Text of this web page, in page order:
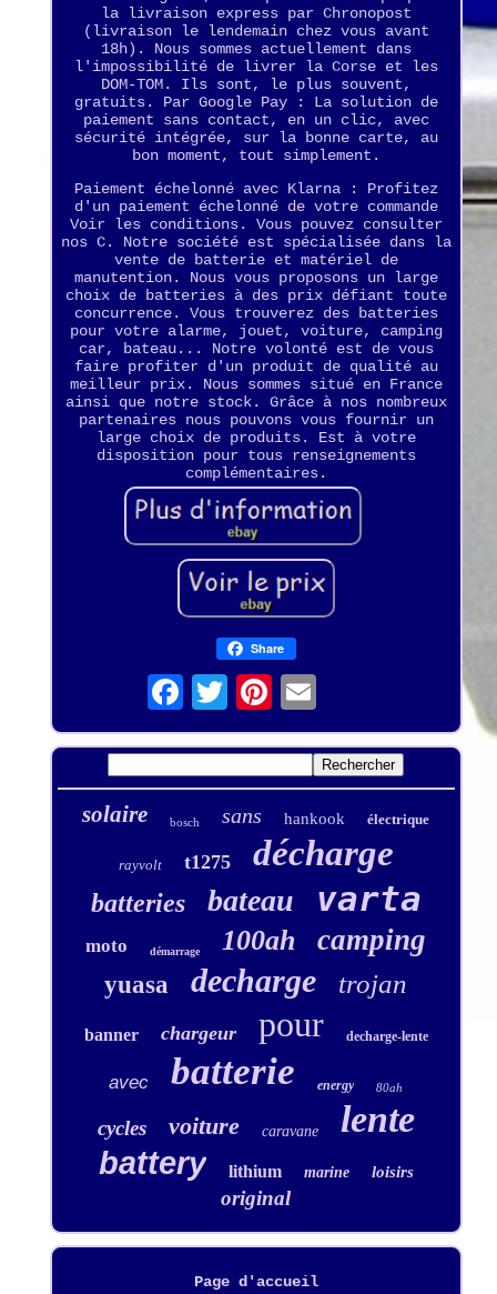
la livraison express par Chronopost
(livraison le lendemain chez vous avant
18h). Nous sommes actuellement dans
l'impossibilité de livrer la Corse et les
DOM-TOM. Ils sont, le plus souvent,
gratuits. Par Google Pay : La solution de
paiement sans contact, en un clic, avec
sécurité intégrée, sur la bonne carte, au
bon moment, tout simplement.
Paiement échelonné avec Klarna : Profitez
d'un paiement échelonné de votre commande
Voir les conditions. Vous pouvez consulter
nos C. Notre société est spécialisée dans la
vente de batterie et matériel de
manutention. Nous vous proposons un large
choix de batteries à des prix défiant toute
concurrence. Vous trouverez des batteries
pour votre alarme, jouet, voiture, camping
car, bateau... Notre volonté est de vous
faire profiter d'un produit de qualité au
meilleur prix. Nous sommes situé en France
ainsi que notre stock. Grâce à nos nombreux
partenaires nous pouvons vous fournir un
large choix de produits. Est à votre
disposition pour tous renseignements
complémentaires.
Share
solaire bosch sans hankook électrique
rayvolt t1275 décharge
batteries bateau varta
moto démarrage 100ah camping
yuasa decharge trojan
banner chargeur pour decharge-lente
avec batterie energy 80ah
cycles voiture caravane lente
battery lithium marine loisirs
original
Page d'accueil